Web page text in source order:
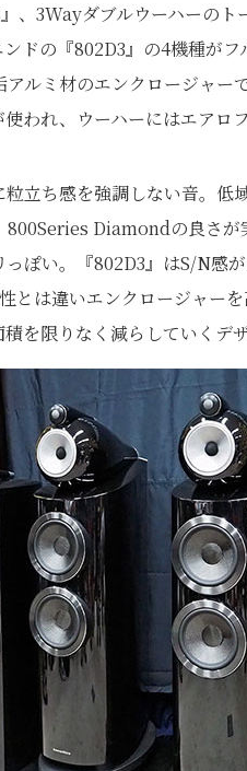
、3Wayダブルウーハーの
ドの『802D3』の4機種が
ルミ材のエンクロージャー
われ、ウーハーにはエアロ
粒立ち感を強調しない音。
Diamondの良さ
ぽい。『802D3』はS/N感
とは違いエンクロージャー
を限りなく減らしていくデ